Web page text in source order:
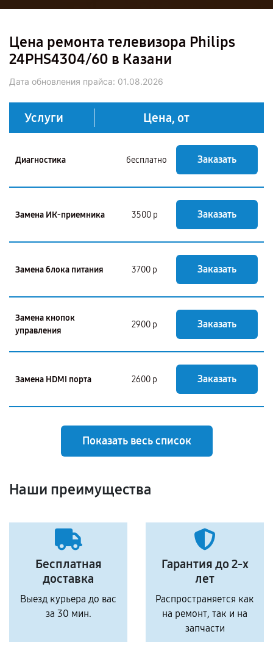
Цена ремонта телевизора Philips
24PHS4304/60 в Казани
Дата обновления прайса: 01.08.2026
Услуги Цена, от
Диагностика бесплатно Заказать
Замена ИК-приемника 3500 р Заказать
Замена блока питания 3700 р Заказать
Замена кнопок
управления
2900 р Заказать
Замена HDMI порта 2600 р Заказать
Показать весь список
Наши преимущества
Бесплатная
доставка
Выезд курьера до вас
за 30 мин.
Гарантия до 2-х
лет
Распространяется как
на ремонт, так и на
запчасти